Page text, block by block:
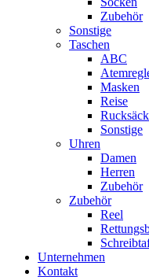
Zubehör
Sonstige
Taschen
ABC
Masken
Reise
Sonstige
Uhren
Damen
Herren
Zubehör
Zubehör
Reel
Unternehmen
Kontakt